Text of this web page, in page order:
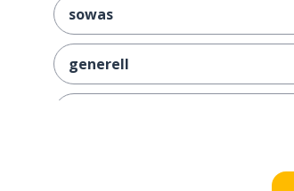
sowas
generell